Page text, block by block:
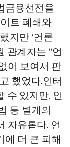
금융선전을
트 폐쇄와
지만 ‘언론
관계자는 “언
어 보여서 판
했었다.인터
수 있지만, 인
등 별개의
자유롭다. 언
에 더 큰 피해